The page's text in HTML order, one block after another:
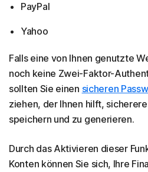
PayPal
Yahoo
Falls eine von Ihnen genutzte
noch keine Zwei-Faktor-
sollten Sie einen sicheren
ziehen, der Ihnen hilft,
speichern und zu generieren.
Durch das Aktivieren dieser
Konten können Sie sich, Ihre